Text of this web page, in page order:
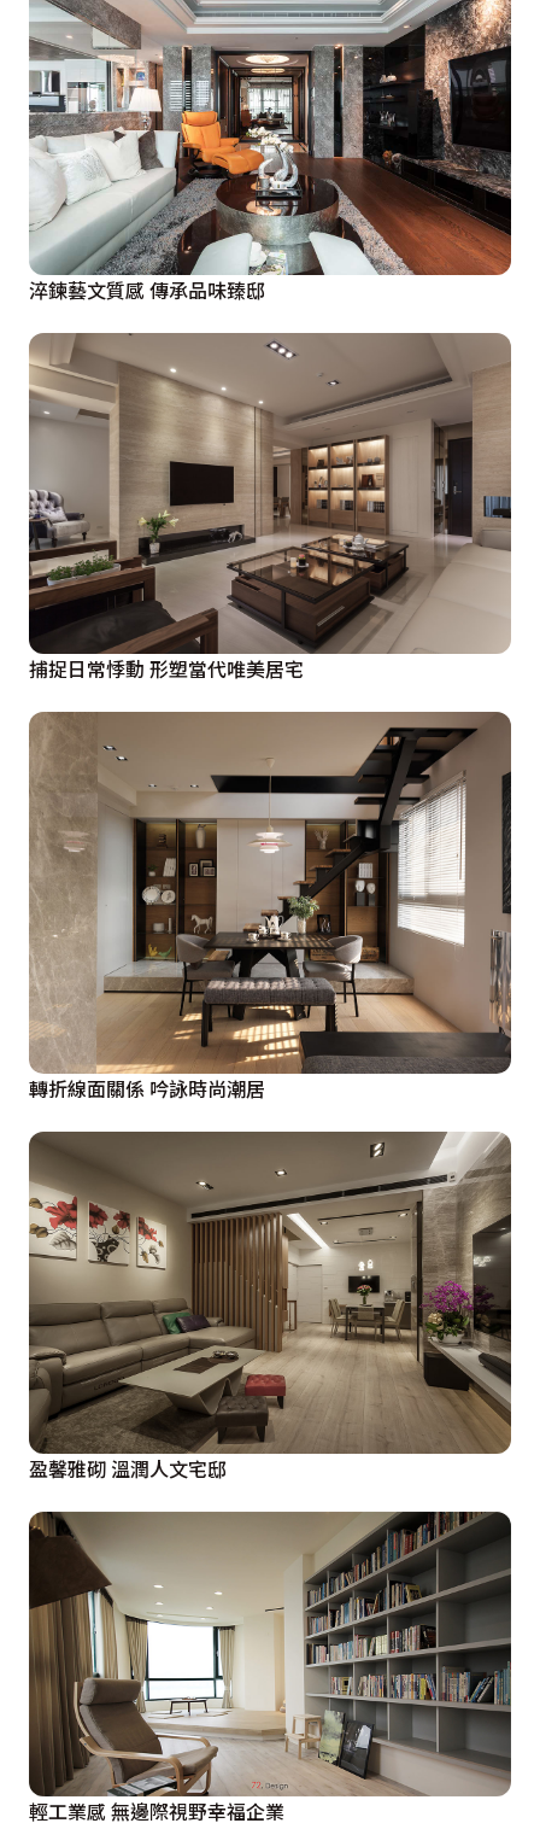
淬鍊藝文質感 傳承品味臻邸
捕捉日常悸動 形塑當代唯美居宅
轉折線面關係 吟詠時尚潮居
盈馨雅砌 溫潤人文宅邸
輕工業感 無邊際視野幸福企業